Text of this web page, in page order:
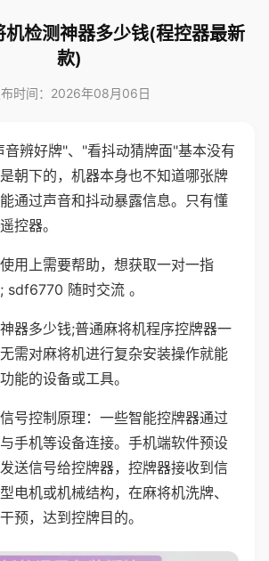
机检测神器多少钱(程控器最新
款)
时间：2026年08月06日
音辨好牌"、"看抖动猜牌面"基本没有
朝下的，机器本身也不知道哪张牌
通过声音和抖动暴露信息。只有懂
控器。
用上需要帮助，想获取一对一指
sdf6770 随时交流 。
器多少钱;普通麻将机程序控牌器一
需对麻将机进行复杂安装操作就能
能的设备或工具。
号控制原理：一些智能控牌器通过
手机等设备连接。手机端软件预设
送信号给控牌器，控牌器接收到信
电机或机械结构，在麻将机洗牌、
预，达到控牌目的。